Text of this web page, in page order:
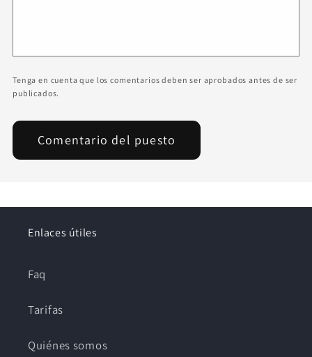
Tenga en cuenta que los comentarios deben ser aprobados antes de ser
publicados.
Enlaces útiles
Faq
Tarifas
Quiénes somos